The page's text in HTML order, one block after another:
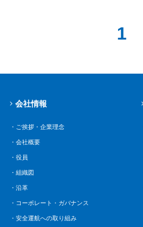
1
会社情報
・ご挨拶・企業理念
・会社概要
・役員
・組織図
・沿革
・コーポレート・ガバナンス
・安全運航への取り組み